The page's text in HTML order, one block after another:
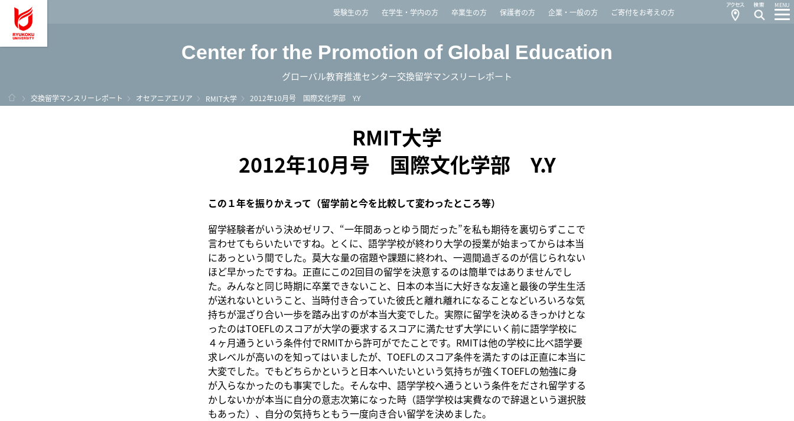
龍谷大学 You, Unlimited受験生の方 在学生・学内の方 卒業生の方 保護者の方 企業・一般の方 ご寄付をお考えの方
MENU
Access
Contact
Center for the Promotion of Global Education
グローバル教育推進センター交換留学マンスリーレポート
ホーム
交換留学マンスリーレポート オセアニアエリア RMIT大学 2012年10月号 国際文化学部 Y.Y
RMIT大学
2012年10月号 国際文化学部 Y.Y
この１年を振りかえって（留学前と今を比較して変わったところ等）
留学経験者がいう決めゼリフ、“一年間あっとゆう間だった”を私も期待を裏切らずここで
言わせてもらいたいですね。とくに、語学学校が終わり大学の授業が始まってからは本当
にあっという間でした。莫大な量の宿題や課題に終われ、一週間過ぎるのが信じられない
ほど早かったですね。正直にこの2回目の留学を決意するのは簡単ではありませんでし
た。みんなと同じ時期に卒業できないこと、日本の本当に大好きな友達と最後の学生生活
が送れないということ、当時付き合っていた彼氏と離れ離れになることなどいろいろな気
持ちが混ざり合い一歩を踏み出すのが本当大変でした。実際に留学を決めるきっかけとな
ったのはTOEFLのスコアが大学の要求するスコアに満たせず大学にいく前に語学学校に
４ヶ月通うという条件付でRMITから許可がでたことです。RMITは他の学校に比べ語学要
求レベルが高いのを知ってはいましたが、TOEFLのスコア条件を満たすのは正直に本当に
大変でした。でもどちらかというと日本へいたいという気持ちが強くTOEFLの勉強に身
が入らなかったのも事実でした。そんな中、語学学校へ通うという条件をだされ留学する
かしないかが本当に自分の意志次第になった時（語学学校は実費なので辞退という選択肢
もあった）、自分の気持ちともう一度向き合い留学を決めました。